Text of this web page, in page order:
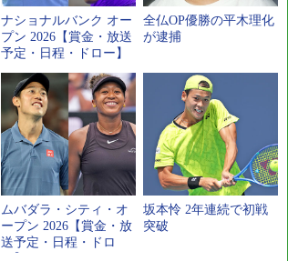
ナショナルバンク オー
プン 2026【賞金・放送
予定・日程・ドロー】
全仏OP優勝の平木理化
が逮捕
ムバダラ・シティ・オ
ープン 2026【賞金・放
送予定・日程・ドロ
坂本怜 2年連続で初戦
突破